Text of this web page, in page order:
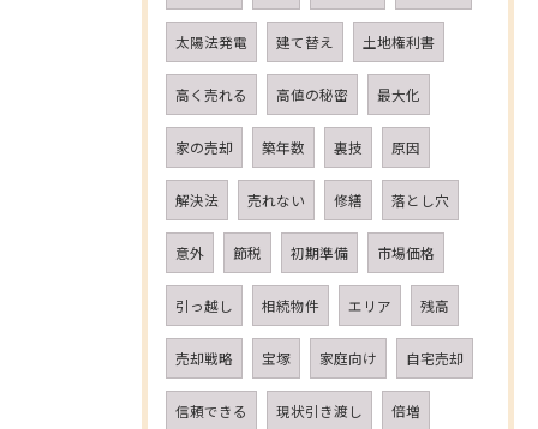
太陽法発電 建て替え 土地権利書
高く売れる 高値の秘密 最大化
家の売却 築年数 裏技 原因
解決法 売れない 修繕 落とし穴
意外 節税 初期準備 市場価格
引っ越し 相続物件 エリア 残高
売却戦略 宝塚 家庭向け 自宅売却
信頼できる 現状引き渡し 倍増